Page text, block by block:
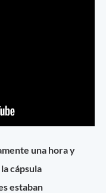
una hora y
la cápsula
estaban